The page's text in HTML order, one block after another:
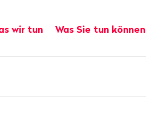
wir tun Was Sie tun können